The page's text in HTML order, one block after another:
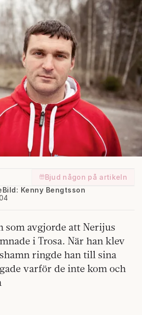
Bjud någon på artikeln
Bild: Kenny Bengtsson
som avgjorde att Nerijus
i Trosa. När han klev
ringde han till sina
varför de inte kom och